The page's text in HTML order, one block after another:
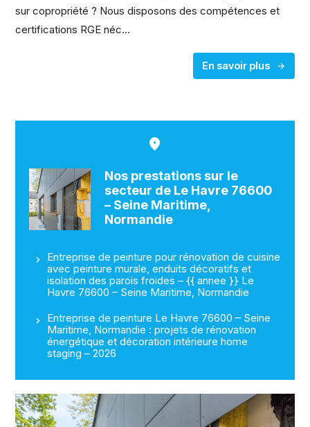
sur copropriété ? Nous disposons des compétences et
certifications RGE néc...
En savoir plus
Nos prestations sur le
secteur de Le Havre 76600
– Seine Maritime,
Normandie
Entreprise de peinture pour rénovation de cuisine
avec peinture murale, enduits décoratifs et
isolation des parois froides – {{ annee }} Le
Havre 76600 – Seine Maritime, Normandie
Entreprise de peinture Le Havre 76600 – Seine
Maritime, Normandie : projets de rénovation
énergétique et décoration intérieure home
staging – 2026